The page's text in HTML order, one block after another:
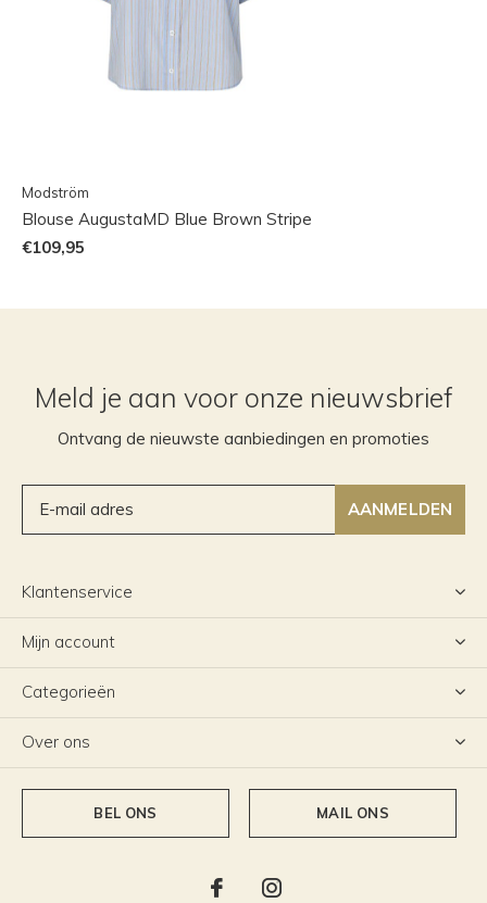
Modström
Blouse AugustaMD Blue Brown Stripe
€109,95
Meld je aan voor onze nieuwsbrief
Ontvang de nieuwste aanbiedingen en promoties
AANMELDEN
Klantenservice
Mijn account
Categorieën
Over ons
BEL ONS MAIL ONS